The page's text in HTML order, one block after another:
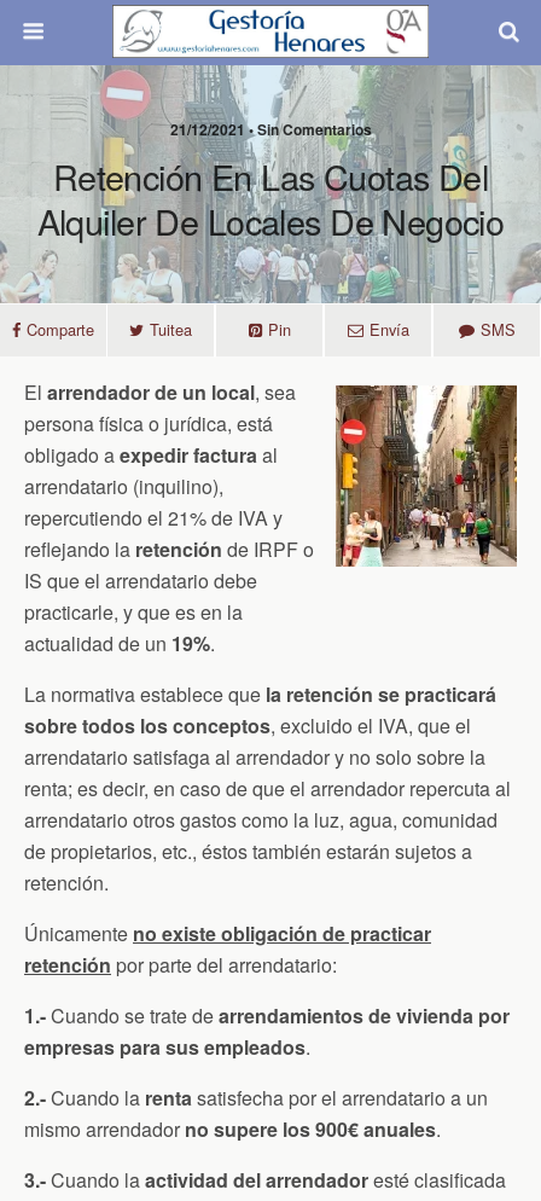
21/12/2021 • Sin Comentarios
Retención En Las Cuotas Del
Alquiler De Locales De Negocio
Comparte Tuitea Pin Envía SMS
El arrendador de un local, sea
persona física o jurídica, está
obligado aexpedir facturaal
arrendatario (inquilino),
repercutiendo el 21% de IVA y
reflejando la retención de IRPF o
IS que el arrendatario debe
practicarle, y que es en la
actualidad de un 19%.
La normativa establece que la retención se practicará
sobre todos los conceptos, excluido el IVA, que el
arrendatario satisfaga al arrendador y no solo sobre la
renta; es decir, en caso de que el arrendador repercuta al
arrendatario otros gastos como la luz, agua, comunidad
de propietarios, etc., éstos también estarán sujetos a
retención.
Únicamente no existe obligación de practicar
retención por parte del arrendatario:
1.-Cuando se trate dearrendamientos de vivienda por
empresas para sus empleados.
2.-Cuando la rentasatisfecha por el arrendatario a un
mismo arrendador no supere los 900€ anuales.
3.-Cuando laactividad del arrendadoresté clasificada